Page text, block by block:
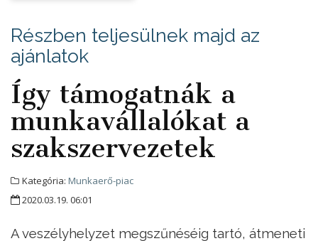
Részben teljesülnek majd az
ajánlatok
Így támogatnák a
munkavállalókat a
szakszervezetek
Kategória: Munkaerő-piac
2020.03.19. 06:01
A veszélyhelyzet megszűnéséig tartó, átmeneti